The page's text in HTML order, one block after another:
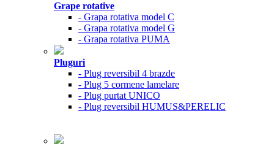
Grape rotative
- Grapa rotativa model C
- Grapa rotativa model G
- Grapa rotativa PUMA
Pluguri
- Plug reversibil 4 brazde
- Plug 5 cormene lamelare
- Plug purtat UNICO
- Plug reversibil HUMUS&PERELIC